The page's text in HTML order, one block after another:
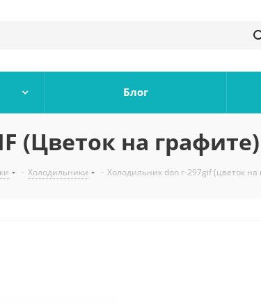
Блог
(Цветок на графите)
- Холодильники - Холодильник don r-297gif (цветок на